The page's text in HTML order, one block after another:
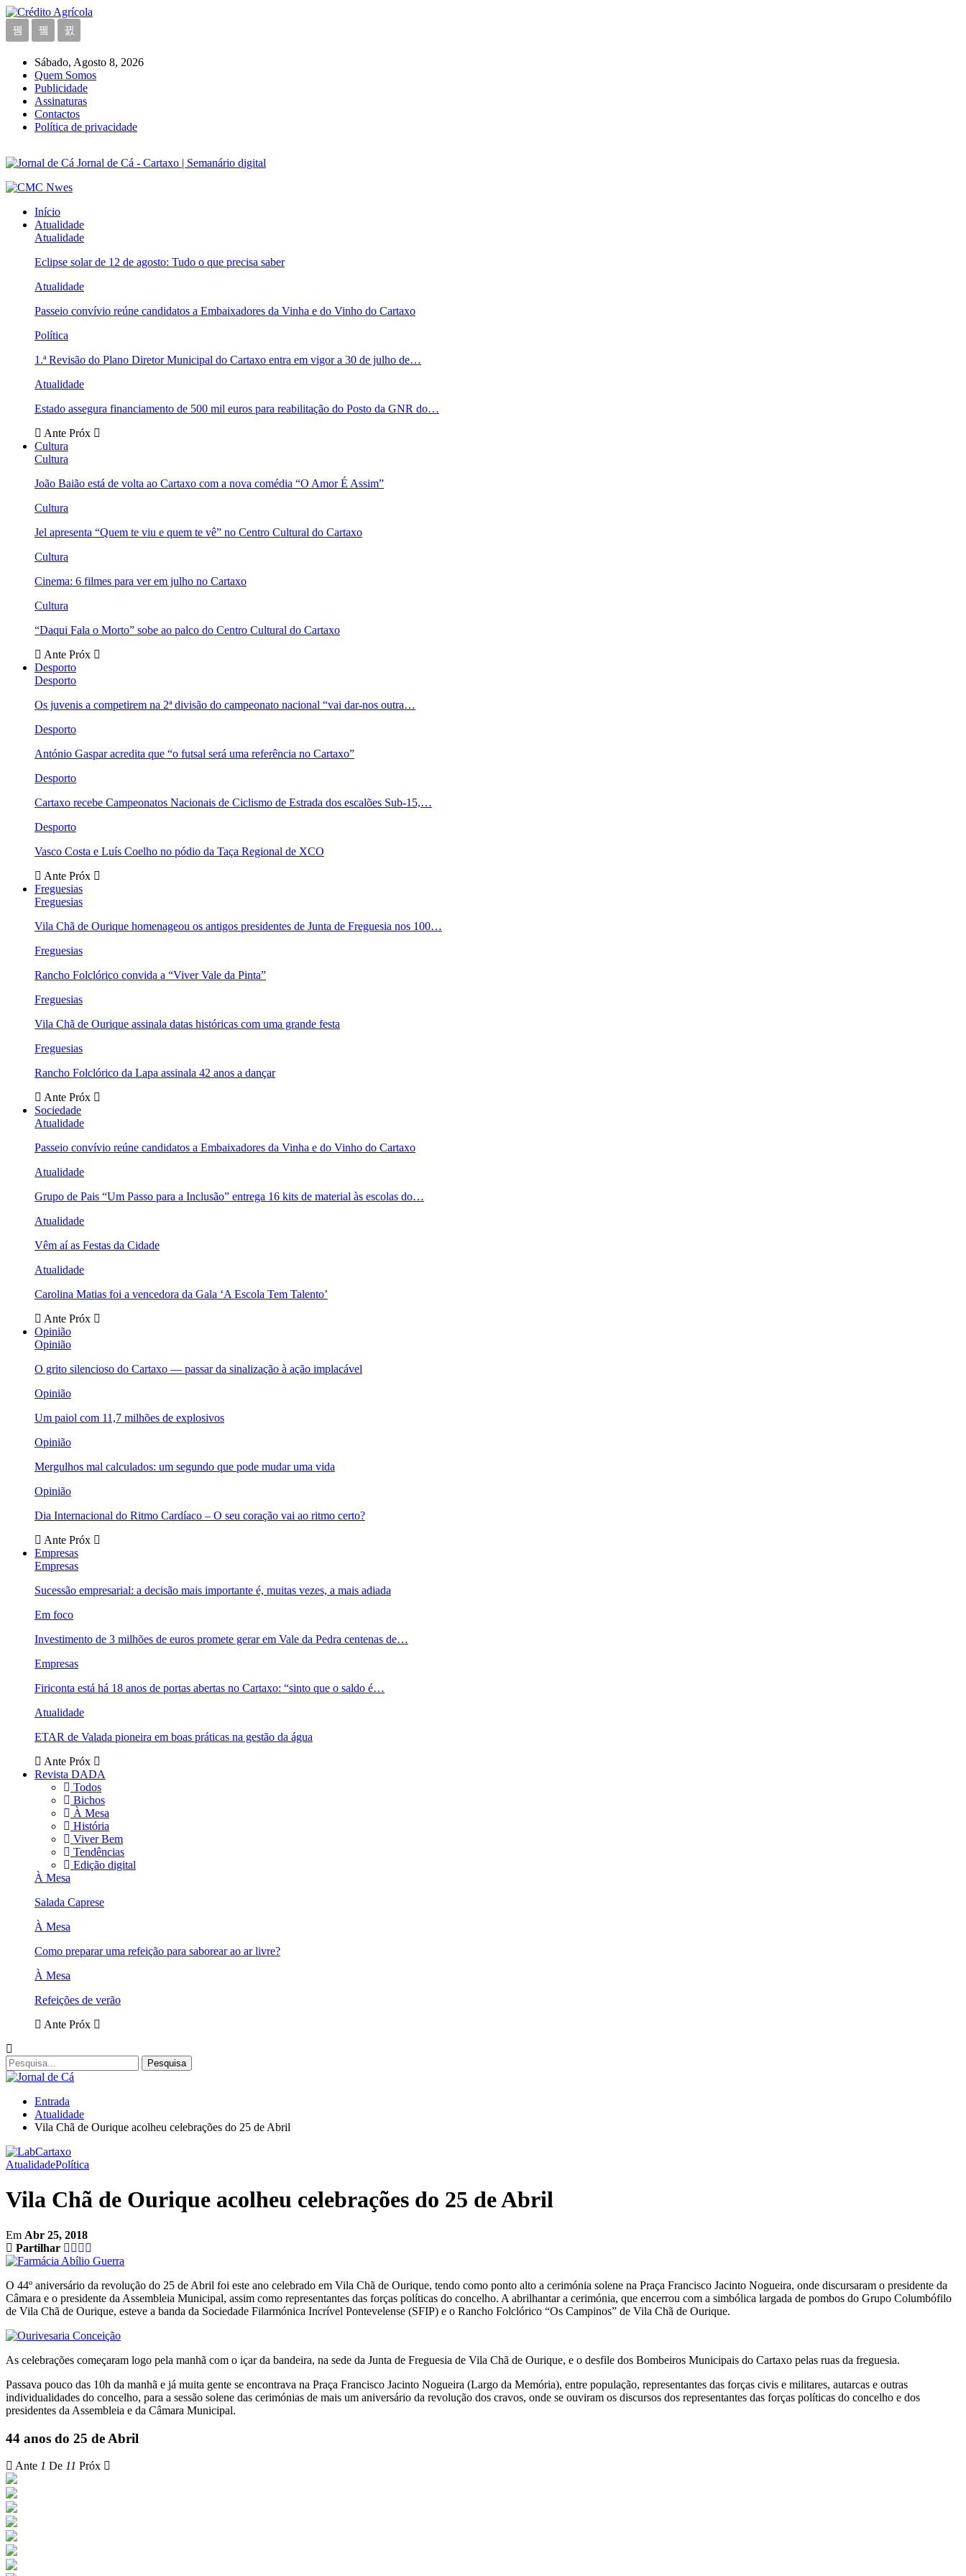
Sábado, Agosto 8, 2026
Quem Somos
Publicidade
Assinaturas
Contactos
Política de privacidade
Jornal de Cá - Cartaxo | Semanário digital
Início
Atualidade
Atualidade
Eclipse solar de 12 de agosto: Tudo o que precisa saber
Atualidade
Passeio convívio reúne candidatos a Embaixadores da Vinha e do Vinho do Cartaxo
Política
1.ª Revisão do Plano Diretor Municipal do Cartaxo entra em vigor a 30 de julho de…
Atualidade
Estado assegura financiamento de 500 mil euros para reabilitação do Posto da GNR do…
Ante Próx
Cultura
Cultura
João Baião está de volta ao Cartaxo com a nova comédia “O Amor É Assim”
Cultura
Jel apresenta “Quem te viu e quem te vê” no Centro Cultural do Cartaxo
Cultura
Cinema: 6 filmes para ver em julho no Cartaxo
Cultura
“Daqui Fala o Morto” sobe ao palco do Centro Cultural do Cartaxo
Ante Próx
Desporto
Desporto
Os juvenis a competirem na 2ª divisão do campeonato nacional “vai dar-nos outra…
Desporto
António Gaspar acredita que “o futsal será uma referência no Cartaxo”
Desporto
Cartaxo recebe Campeonatos Nacionais de Ciclismo de Estrada dos escalões Sub-15,…
Desporto
Vasco Costa e Luís Coelho no pódio da Taça Regional de XCO
Ante Próx
Freguesias
Freguesias
Vila Chã de Ourique homenageou os antigos presidentes de Junta de Freguesia nos 100…
Freguesias
Rancho Folclórico convida a “Viver Vale da Pinta”
Freguesias
Vila Chã de Ourique assinala datas históricas com uma grande festa
Freguesias
Rancho Folclórico da Lapa assinala 42 anos a dançar
Ante Próx
Sociedade
Atualidade
Passeio convívio reúne candidatos a Embaixadores da Vinha e do Vinho do Cartaxo
Atualidade
Grupo de Pais “Um Passo para a Inclusão” entrega 16 kits de material às escolas do…
Atualidade
Vêm aí as Festas da Cidade
Atualidade
Carolina Matias foi a vencedora da Gala ‘A Escola Tem Talento’
Ante Próx
Opinião
Opinião
O grito silencioso do Cartaxo — passar da sinalização à ação implacável
Opinião
Um paiol com 11,7 milhões de explosivos
Opinião
Mergulhos mal calculados: um segundo que pode mudar uma vida
Opinião
Dia Internacional do Ritmo Cardíaco – O seu coração vai ao ritmo certo?
Ante Próx
Empresas
Empresas
Sucessão empresarial: a decisão mais importante é, muitas vezes, a mais adiada
Em foco
Investimento de 3 milhões de euros promete gerar em Vale da Pedra centenas de…
Empresas
Firiconta está há 18 anos de portas abertas no Cartaxo: “sinto que o saldo é…
Atualidade
ETAR de Valada pioneira em boas práticas na gestão da água
Ante Próx
Revista DADA
Todos
Bichos
À Mesa
História
Viver Bem
Tendências
Edição digital
À Mesa
Salada Caprese
À Mesa
Como preparar uma refeição para saborear ao ar livre?
À Mesa
Refeições de verão
Ante Próx
Entrada
Atualidade
Vila Chã de Ourique acolheu celebrações do 25 de Abril
AtualidadePolítica
Vila Chã de Ourique acolheu celebrações do 25 de Abril
Em Abr 25, 2018
Partilhar
O 44º aniversário da revolução do 25 de Abril foi este ano celebrado em Vila Chã de Ourique, tendo como ponto alto a cerimónia solene na Praça Francisco Jacinto Nogueira, onde discursaram o presidente da
Câmara e o presidente da Assembleia Municipal, assim como representantes das forças políticas do concelho. A abrilhantar a cerimónia, que encerrou com a simbólica largada de pombos do Grupo Columbófilo
de Vila Chã de Ourique, esteve a banda da Sociedade Filarmónica Incrível Pontevelense (SFIP) e o Rancho Folclórico “Os Campinos” de Vila Chã de Ourique.
As celebrações começaram logo pela manhã com o içar da bandeira, na sede da Junta de Freguesia de Vila Chã de Ourique, e o desfile dos Bombeiros Municipais do Cartaxo pelas ruas da freguesia.
Passava pouco das 10h da manhã e já muita gente se encontrava na Praça Francisco Jacinto Nogueira (Largo da Memória), entre população, representantes das forças civis e militares, autarcas e outras
individualidades do concelho, para a sessão solene das cerimónias de mais um aniversário da revolução dos cravos, onde se ouviram os discursos dos representantes das forças políticas do concelho e dos
presidentes da Assembleia e da Câmara Municipal.
44 anos do 25 de Abril
Ante 1 De 11 Próx